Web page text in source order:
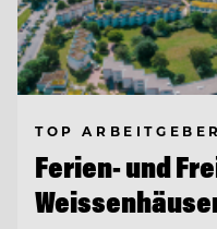
TOP ARBEITGEBER
Ferien- und